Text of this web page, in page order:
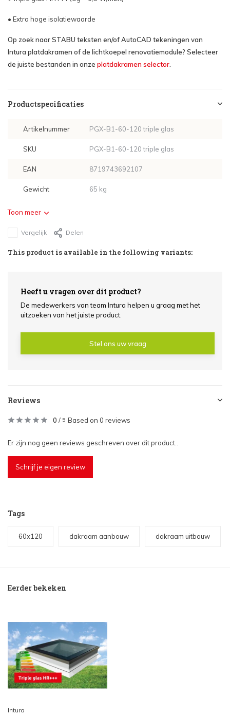
• Extra hoge isolatiewaarde
Op zoek naar STABU teksten en/of AutoCAD tekeningen van
Intura platdakramen of de lichtkoepel renovatiemodule? Selecteer
de juiste bestanden in onze platdakramen selector
Productspecificaties
Artikelnummer PGX-B1-60-120 triple glas
SKU PGX-B1-60-120 triple glas
EAN 8719743692107
Gewicht 65 kg
Toon meer
Vergelijk Delen
This product is available in the following variants:
Heeft u vragen over dit product?
De medewerkers van team Intura helpen u graag met het
uitzoeken van het juiste product.
Stel ons uw vraag
Reviews
0 / 5 Based on 0 reviews
Er zijn nog geen reviews geschreven over dit product..
Schrijf je eigen review
Tags
60x120 dakraam aanbouw dakraam uitbouw
Eerder bekeken
Intura